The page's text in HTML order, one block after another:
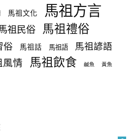
馬祖文化 馬祖方言
祖民俗 馬祖禮俗
俗 馬祖話 馬祖語 馬祖諺語
風情 馬祖飲食 鹹魚 黃魚